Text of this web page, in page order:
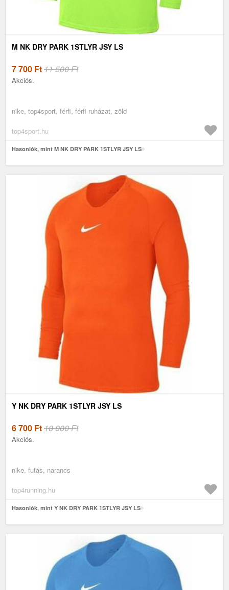
M NK DRY PARK 1STLYR JSY LS
7 700 Ft11 500 Ft
Akciós.
nike, top4sport, férfi, férfi ruházat, zöld
top4sport.hu
Hasonlók, mint M NK DRY PARK 1STLYR JSY LS
Y NK DRY PARK 1STLYR JSY LS
6 700 Ft10 000 Ft
Akciós.
nike, futás, narancs
top4running.hu
Hasonlók, mint Y NK DRY PARK 1STLYR JSY LS